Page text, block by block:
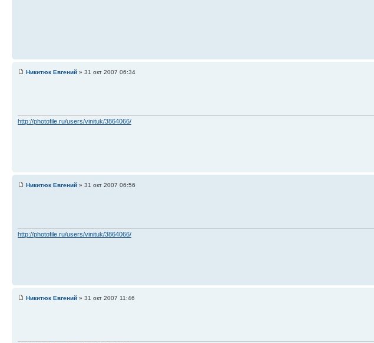
Никитюк Евгений » 31 окт 2007 06:34
http://photofile.ru/users/vinituk/3864066/
Никитюк Евгений » 31 окт 2007 06:56
http://photofile.ru/users/vinituk/3864066/
Никитюк Евгений » 31 окт 2007 11:46